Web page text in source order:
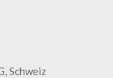
Schweiz